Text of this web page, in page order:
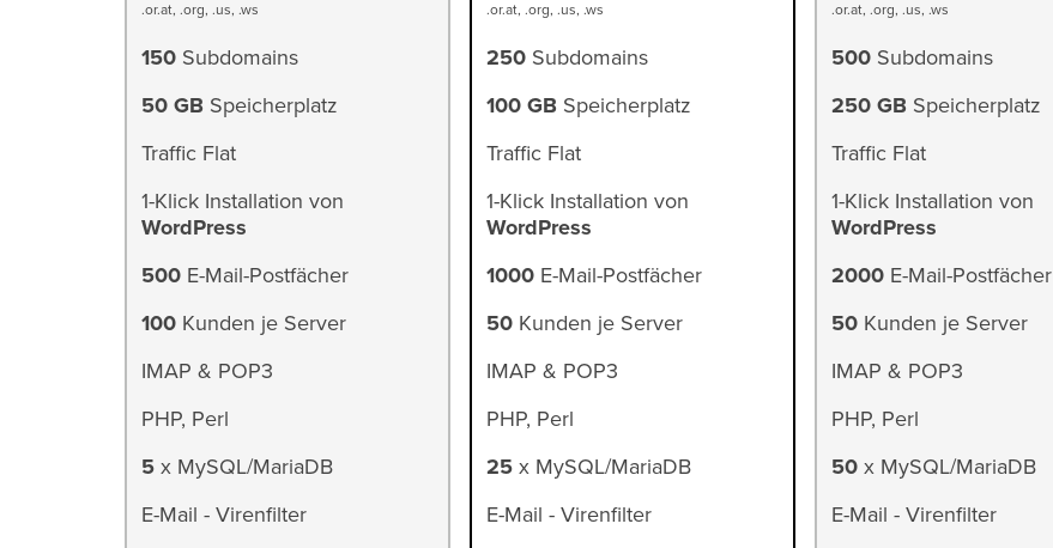
.or.at, .org, .us, .ws
150Subdomains
50 GB Speicherplatz
Traffic Flat
1-Klick Installation von
WordPress
500E-Mail-Postfächer
100Kunden je Server
IMAP & POP3
PHP, Perl
5x MySQL/MariaDB
E-Mail - Virenfilter
.or.at, .org, .us, .ws
250Subdomains
100 GBSpeicherplatz
Traffic Flat
1-Klick Installation von
WordPress
1000E-Mail-Postfächer
50Kunden je Server
IMAP & POP3
PHP, Perl
25x MySQL/MariaDB
E-Mail - Virenfilter
.or.at, .org, .us, .ws
500Subdomains
250 GB Speicherplatz
Traffic Flat
1-Klick Installation von
WordPress
2000E-Mail-Postfächer
50Kunden je Server
IMAP & POP3
PHP, Perl
50x MySQL/MariaDB
E-Mail - Virenfilter